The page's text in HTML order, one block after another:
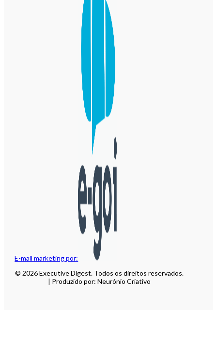
E-mail marketing por:
© 2026 Executive Digest. Todos os direitos reservados.
| Produzido por: Neurónio Criativo